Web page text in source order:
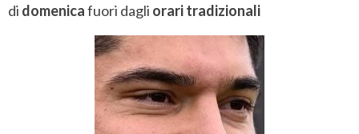
di domenicafuori dagli orari tradizionali